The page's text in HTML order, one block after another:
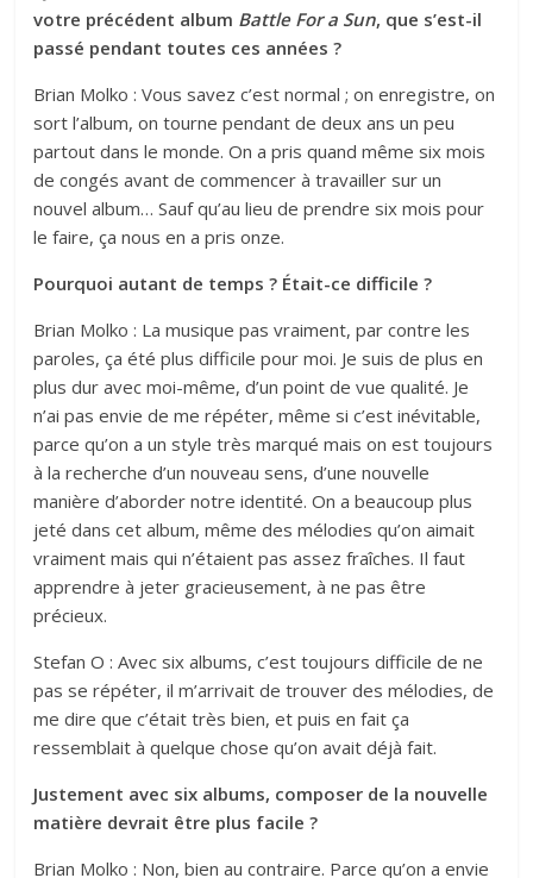
votre précédent album Battle For a Sun, que s’est-il
passé pendant toutes ces années ?
Brian Molko : Vous savez c’est normal ; on enregistre, on
sort l’album, on tourne pendant de deux ans un peu
partout dans le monde. On a pris quand même six mois
de congés avant de commencer à travailler sur un
nouvel album… Sauf qu’au lieu de prendre six mois pour
le faire, ça nous en a pris onze.
Pourquoi autant de temps ? Était-ce difficile ?
Brian Molko : La musique pas vraiment, par contre les
paroles, ça été plus difficile pour moi. Je suis de plus en
plus dur avec moi-même, d’un point de vue qualité. Je
n’ai pas envie de me répéter, même si c’est inévitable,
parce qu’on a un style très marqué mais on est toujours
à la recherche d’un nouveau sens, d’une nouvelle
manière d’aborder notre identité. On a beaucoup plus
jeté dans cet album, même des mélodies qu’on aimait
vraiment mais qui n’étaient pas assez fraîches. Il faut
apprendre à jeter gracieusement, à ne pas être
précieux.
Stefan O : Avec six albums, c’est toujours difficile de ne
pas se répéter, il m’arrivait de trouver des mélodies, de
me dire que c’était très bien, et puis en fait ça
ressemblait à quelque chose qu’on avait déjà fait.
Justement avec six albums, composer de la nouvelle
matière devrait être plus facile ?
Brian Molko : Non, bien au contraire. Parce qu’on a envie